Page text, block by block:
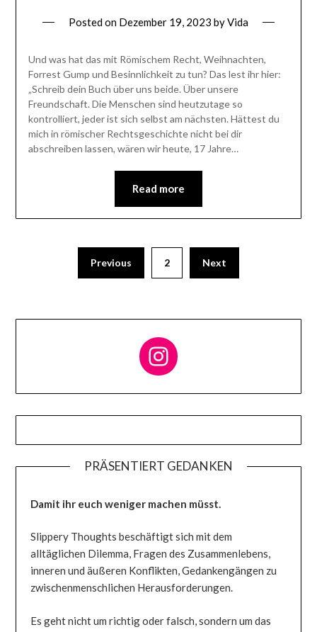
Posted on Dezember 19, 2023 byVida
Und was hat das mit Römischem Recht, Weihnachten,
Forrest Gump und Besinnlichkeit zu tun? Das lest ihr hier:
„Schreib dein Buch über uns beide. Über unsere
Freundschaft. Die Menschen sind heutzutage so
kontrolliert, jeder ist sich selbst am nächsten. Hättest du
mich in römischer Rechtsgeschichte nicht bei dir
abschreiben lassen, wären wir heute, 17 Jahre…
Read more
Previous 2 Next
Follow me on Instagram
PRÄSENTIERT GEDANKEN
Damit ihr euch weniger machen müsst.
Slippery Thoughts beschäftigt sich mit dem
alltäglichen Dilemma, Fragen des Zusammenlebens,
inneren und äußeren Konflikten, Gedankengängen zu
zwischenmenschlichen Herausforderungen.
Es geht nicht um richtig oder falsch, sondern um das